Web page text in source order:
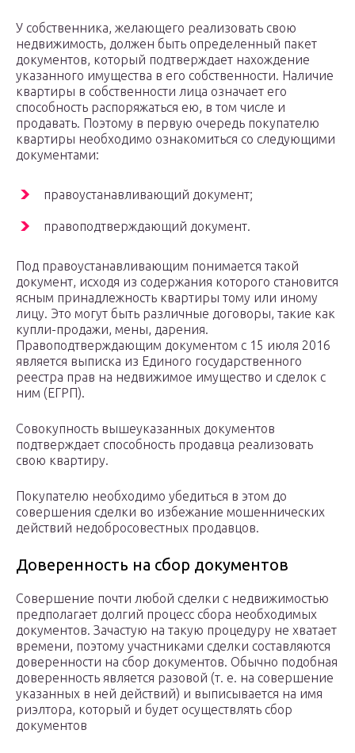
У собственника, желающего реализовать свою
недвижимость, должен быть определенный пакет
документов, который подтверждает нахождение
указанного имущества в его собственности. Наличие
квартиры в собственности лица означает его
способность распоряжаться ею, в том числе и
продавать. Поэтому в первую очередь покупателю
квартиры необходимо ознакомиться со следующими
документами:
правоустанавливающий документ;
правоподтверждающий документ.
Под правоустанавливающим понимается такой
документ, исходя из содержания которого становится
ясным принадлежность квартиры тому или иному
лицу. Это могут быть различные договоры, такие как
купли-продажи, мены, дарения.
Правоподтверждающим документом с 15 июля 2016
является выписка из Единого государственного
реестра прав на недвижимое имущество и сделок с
ним (ЕГРП).
Совокупность вышеуказанных документов
подтверждает способность продавца реализовать
свою квартиру.
Покупателю необходимо убедиться в этом до
совершения сделки во избежание мошеннических
действий недобросовестных продавцов.
Доверенность на сбор документов
Совершение почти любой сделки с недвижимостью
предполагает долгий процесс сбора необходимых
документов. Зачастую на такую процедуру не хватает
времени, поэтому участниками сделки составляются
доверенности на сбор документов. Обычно подобная
доверенность является разовой (т. е. на совершение
указанных в ней действий) и выписывается на имя
риэлтора, который и будет осуществлять сбор
документов